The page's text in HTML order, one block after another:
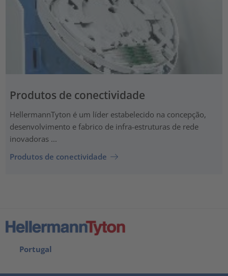
Produtos de conectividade
HellermannTyton é um líder estabelecido na concepção,
desenvolvimento e fabrico de infra-estruturas de rede
inovadoras ...
Produtos de conectividade
Portugal